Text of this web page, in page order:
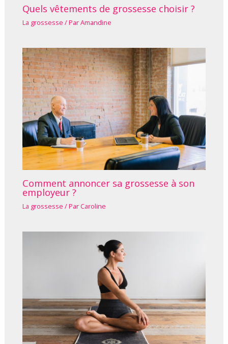
Quels vêtements de grossesse choisir ?
La grossesse / ParAmandine
Comment annoncer sa grossesse à son
employeur ?
La grossesse / ParCaroline